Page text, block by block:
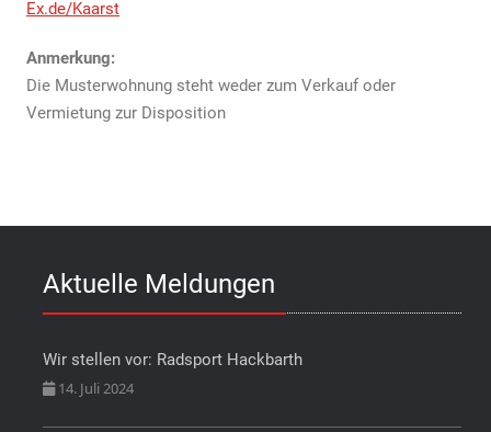
Ex.de/Kaarst
Anmerkung:
Die Musterwohnung steht weder zum Verkauf oder
Vermietung zur Disposition
Aktuelle Meldungen
Wir stellen vor: Radsport Hackbarth
14. Juli 2024